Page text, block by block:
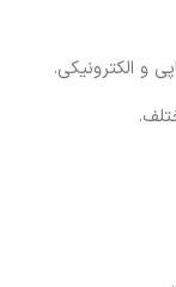
و الکترونیکی.